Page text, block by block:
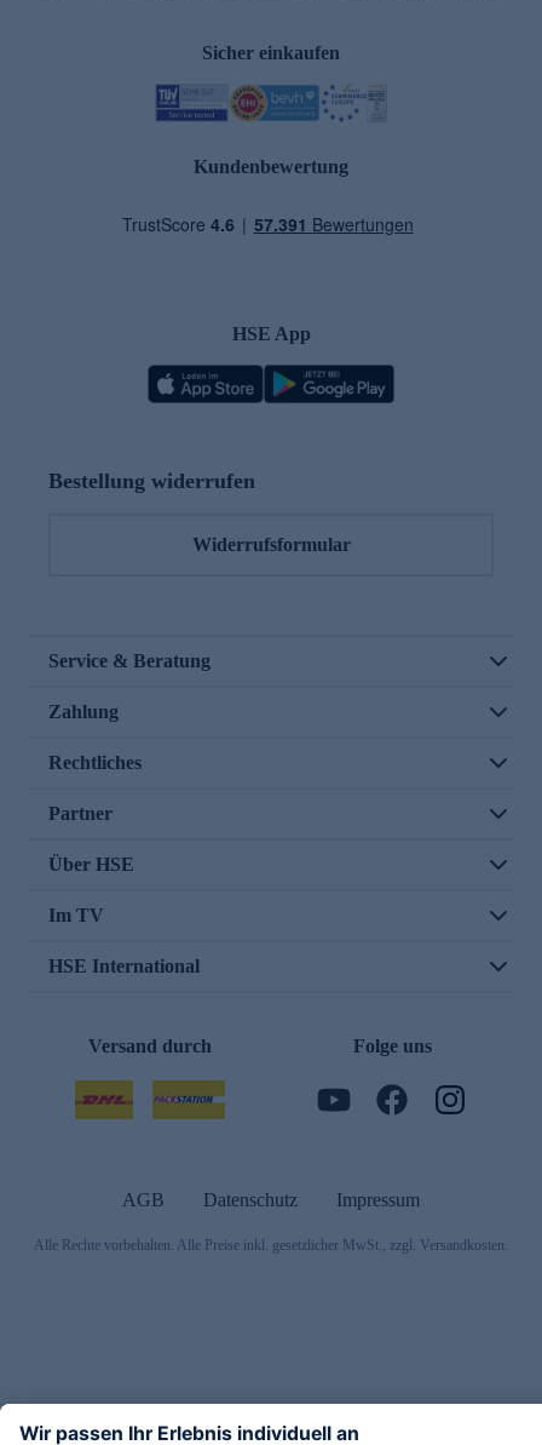
Sicher einkaufen
Kundenbewertung
HSE App
Bestellung widerrufen
Widerrufsformular
Service & Beratung
Zahlung
Rechtliches
Partner
Über HSE
Im TV
HSE International
Versand durch Folge uns
AGB Datenschutz Impressum
Alle Rechte vorbehalten. Alle Preise inkl. gesetzlicher MwSt., zzgl. Versandkosten.